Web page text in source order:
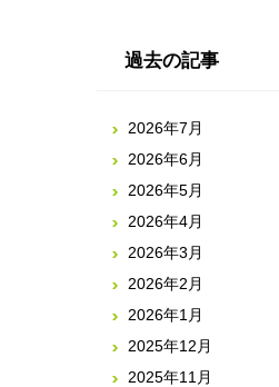
過去の記事
2026年7月
2026年6月
2026年5月
2026年4月
2026年3月
2026年2月
2026年1月
2025年12月
2025年11月